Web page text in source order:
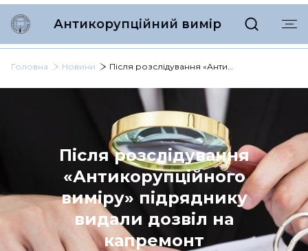
Антикорупційний вимір
Головна Новини Після розслідування «Антикорупційного виміру» підряднику видали дозвіл на капремонт
Після розслідування
«Антикорупційного
виміру» підряднику
видали дозвіл на
капремонт